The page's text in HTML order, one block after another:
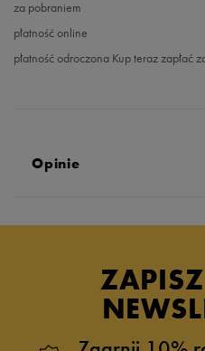
za pobraniem
płatność online
płatność odroczona Kup teraz zapłać
Opinie